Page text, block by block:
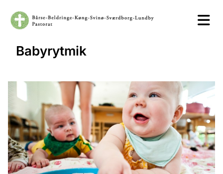
Babyrytmik